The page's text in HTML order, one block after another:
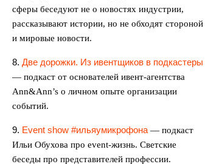
сферы беседуют не о новостях индустрии,
рассказывают истории, но не обходят стороной
и мировые новости.
8. Две дорожки. Из ивентщиков в подкастеры
— подкаст от основателей ивент-агентства
Ann&Ann’s о личном опыте организации
событий.
9. Event show #ильяумикрофона — подкаст
Ильи Обухова про event-жизнь. Светские
беседы про представителей профессии.